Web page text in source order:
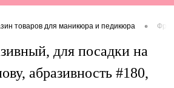
товаров для маникюра и педикюра •
для посадки на
абразивность #180,